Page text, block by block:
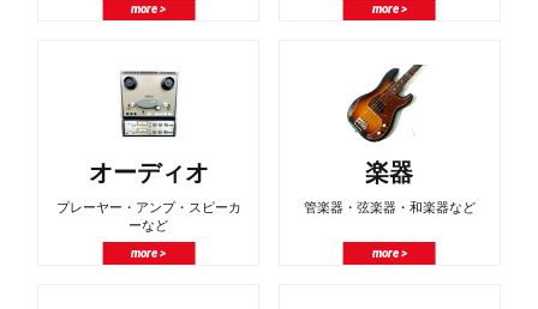
more > more >
オーディオ
プレーヤー・アンプ・スピーカ
ーなど
more >
楽器
管楽器・弦楽器・和楽器など
more >